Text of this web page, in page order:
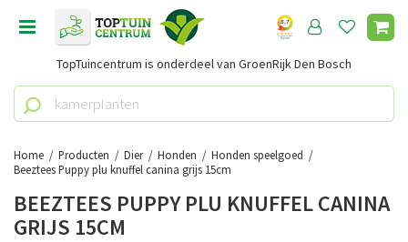
Home Producten Dier Honden
Honden speelgoed
Beeztees Puppy plu knuffel canina grijs 15cm
TopTuincentrum is onderdeel van GroenRijk Den Bosch
BEEZTEES PUPPY PLU KNUFFEL CANINA
GRIJS 15CM